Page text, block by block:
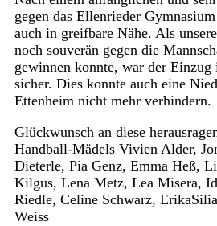
gegen das Ellenrieder
auch in greifbare Nähe. Als
noch souverän gegen die
gewinnen konnte, war der Einzug
sicher. Dies konnte auch eine
Ettenheim nicht mehr verhindern.
Glückwunsch an diese
Handball-Mädels Vivien Alder,
Dieterle, Pia Genz, Emma Heß,
Kilgus, Lena Metz, Lea Misera,
Riedle, Celine Schwarz,
Weiss